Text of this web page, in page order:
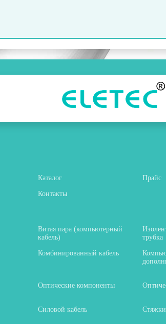
Каталог Прайс
Контакты
Витая пара (компьютерный
кабель)
трубка
Комбинированный кабель
Оптические компоненты
Силовой кабель